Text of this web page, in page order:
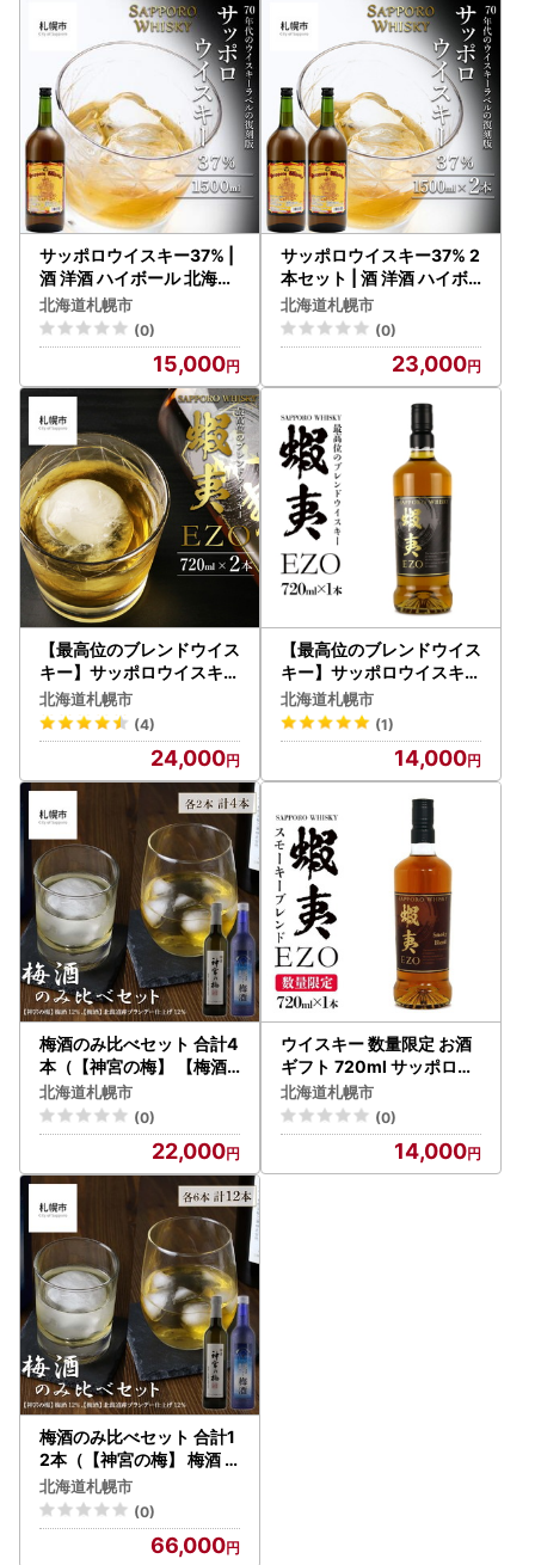
サッポロウイスキー37% |
酒 洋酒 ハイボール 北海道
札幌市
北海道札幌市
(0)
15,000
サッポロウイスキー37% 2
本セット | 酒 洋酒 ハイボ
ール 北海道 札幌市
北海道札幌市
(0)
23,000
【最高位のブレンドウイス
キー】サッポロウイスキー
43％ 蝦夷 EZO 2本セッ
ト
北海道札幌市
(4)
24,000
【最高位のブレンドウイス
キー】サッポロウイスキー
43％ 蝦夷 EZO 1本
北海道札幌市
(1)
14,000
梅酒のみ比べセット 合計4
本（【神宮の梅】 【梅酒
】）
北海道札幌市
(0)
22,000
ウイスキー 数量限定 お酒
ギフト 720ml サッポロウ
イスキー 蝦夷EZO スモー
キーブレンド【札幌酒精】
北海道札幌市
(0)
14,000
梅酒のみ比べセット 合計1
2本（【神宮の梅】 梅酒 1
2％【梅酒】 北海道産ブラ
ンデー仕上げ 12％）
北海道札幌市
(0)
66,000